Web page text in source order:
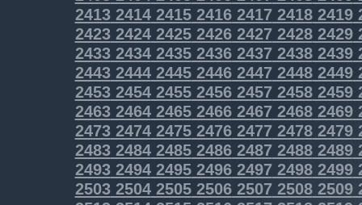
2413241424152416241724182419
2423242424252426242724282429
2433243424352436243724382439
2443244424452446244724482449
2453245424552456245724582459
2463246424652466246724682469
2473247424752476247724782479
2483248424852486248724882489
2493249424952496249724982499
2503250425052506250725082509